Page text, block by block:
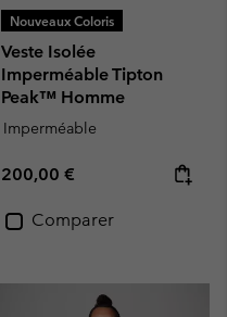
Nouveaux Coloris
Veste Isolée
Imperméable Tipton
Peak™ Homme
Imperméable
Regular price:
200,00 €
Comparer